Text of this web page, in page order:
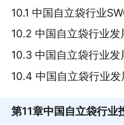
10.1 中国自立袋行业
10.2 中国自立袋行业发
10.3 中国自立袋行业发
10.4 中国自立袋行业发
第11章中国自立袋行业